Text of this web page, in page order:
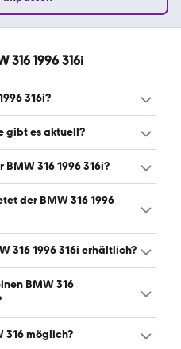
1996 316i
316i?
1996 316i liegt zwischen
gibt es aktuell?
bei mobile.de, davon 40
316 1996 316i?
zwischen 101 und
der BMW 316 1996
manuellem und
316 1996 316i erhältlich?
in folgenden Farben: rot,
silber. Die häufigste
BMW 316
an mobile.de-
316 möglich?